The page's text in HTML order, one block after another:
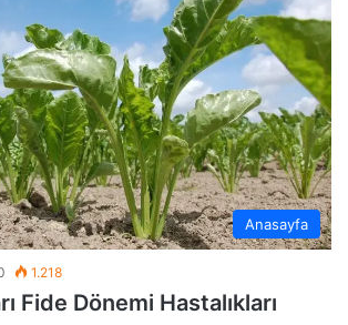
Anasayfa
1.218
Fide Dönemi Hastalıkları